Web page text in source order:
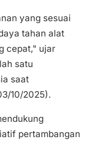
yang sesuai
tahan alat
cepat," ujar
satu
saat
10/2025).
pertambangan